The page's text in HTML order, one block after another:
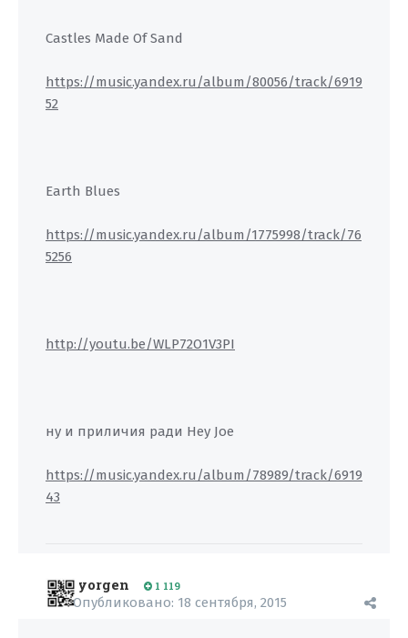
Castles Made Of Sand
https://music.yandex.ru/album/80056/track/6919
52
Earth Blues
https://music.yandex.ru/album/1775998/track/76
5256
http://youtu.be/WLP72O1V3PI
ну и приличия ради Hey Joe
https://music.yandex.ru/album/78989/track/6919
43
yorgen 1 119
Опубликовано: 18 сентября, 2015